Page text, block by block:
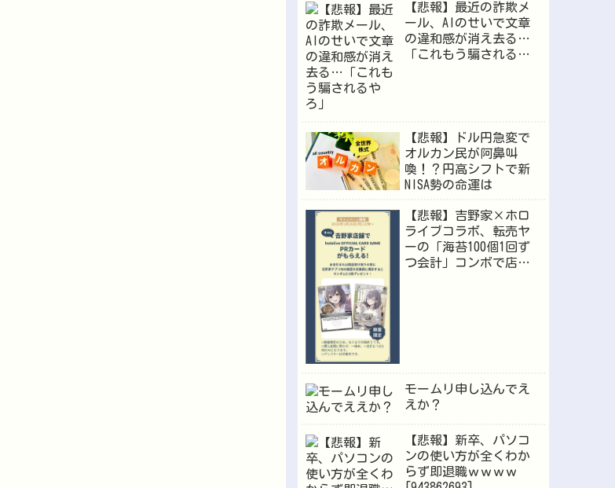
【悲報】最近の詐欺メ
ール、AIのせいで文章
の違和感が消え去る…
「これもう騙されるや
【悲報】ドル円急変で
オルカン民が阿鼻叫
喚！？円高シフトで新
NISA勢の命運は
【悲報】吉野家×ホロ
ライブコラボ、転売ヤ
ーの「海苔100個1回ず
つ会計」コンボで店員
モームリ申し込んでえ
えか？
【悲報】新卒、パソコ
ンの使い方が全くわか
らず即退職ｗｗｗｗ